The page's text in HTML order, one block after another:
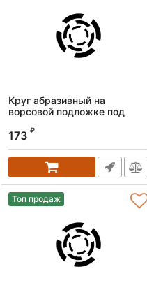
Круг абразивный на
ворсовой подложке под
шт.// Matrix
Артикул: 73874
173 ₽
Топ продаж